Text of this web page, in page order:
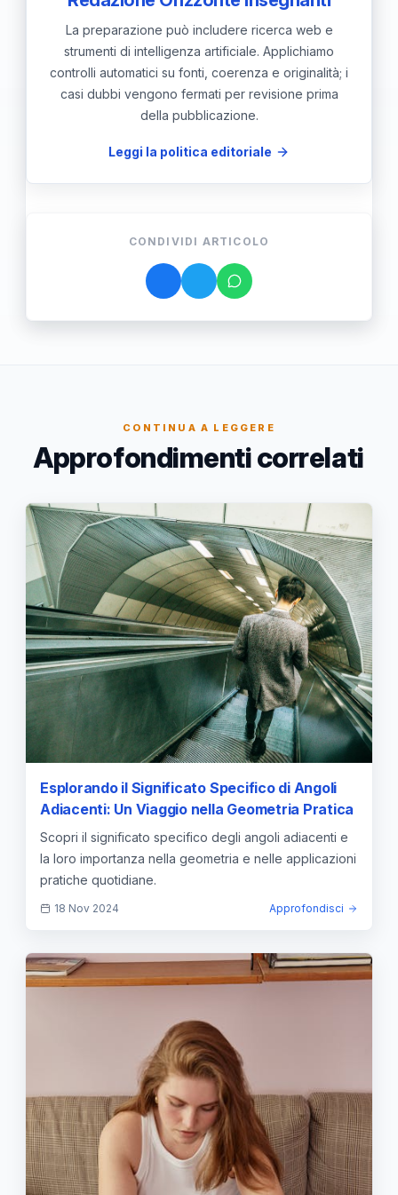
La preparazione può includere ricerca web e
strumenti di intelligenza artificiale. Applichiamo
controlli automatici su fonti, coerenza e originalità; i
casi dubbi vengono fermati per revisione prima
della pubblicazione.
Leggi la politica editoriale
CONDIVIDI ARTICOLO
CONTINUA A LEGGERE
Approfondimenti correlati
Esplorando il Significato Specifico di Angoli
Adiacenti: Un Viaggio nella Geometria Pratica
Scopri il significato specifico degli angoli adiacenti e
la loro importanza nella geometria e nelle applicazioni
pratiche quotidiane.
18 Nov 2024 Approfondisci